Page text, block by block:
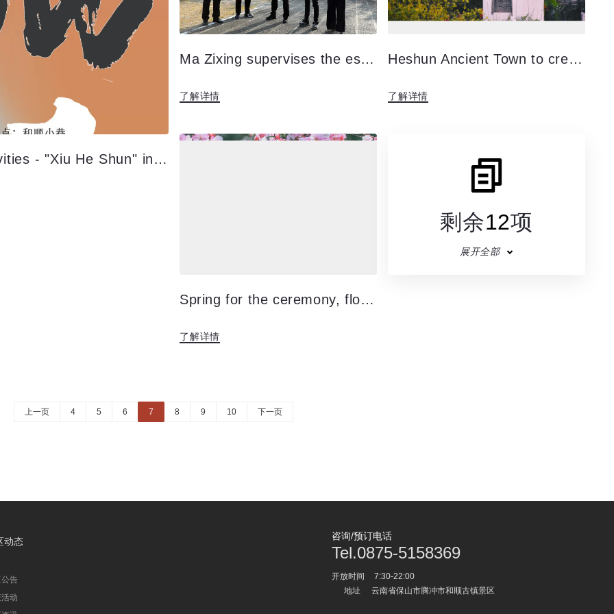
5.19 China Tourism Day Series Activities - "Xiu He Shun" in April
Ma Zixing supervises the establishment of 5A scenic spot in Heshun Ancient Town and the preparation for "May 19 China Tourism Day" in 2023
了解详情
Heshun Ancient Town to create a national 5A tourist scenic spot should know should know knowledge
了解详情
Spring for the ceremony, flowers for the letter, just wait for you to come.
了解详情
剩余12项
展开全部
上一页 4 5 6 7 8 9 10 下一页
动态
告
动
咨询/预订电话
Tel.0875-5158369
开放时间
7:30-22:00
地址
云南省保山市腾冲市和顺古镇景区